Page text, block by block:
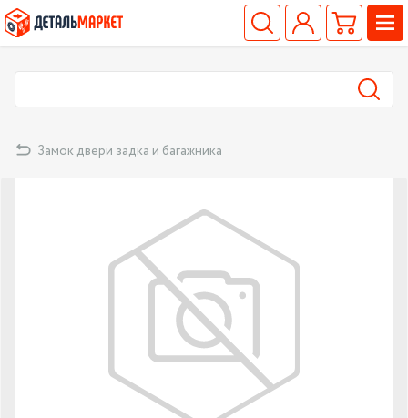
Замок двери задка и багажника